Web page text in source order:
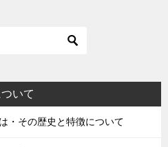
いて
・その歴史と特徴について